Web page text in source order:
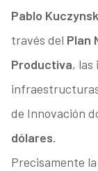
Pablo
través del Plan
Productiva, las
de Innovación
dólares.
Precisamente